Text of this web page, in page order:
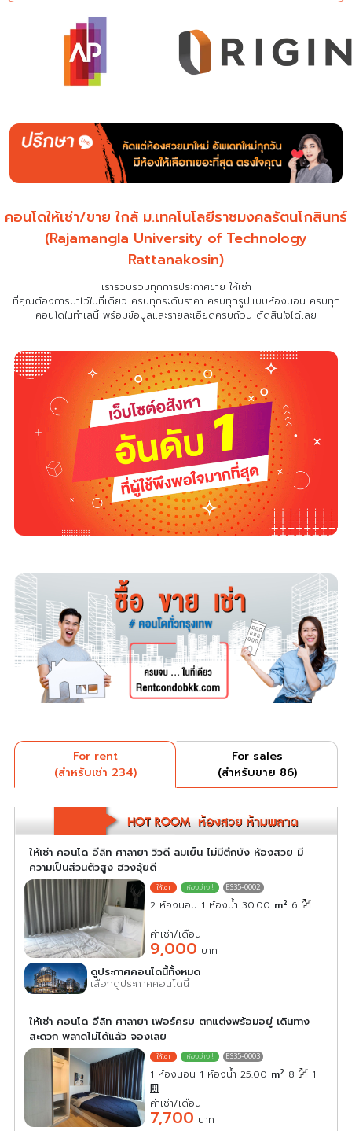
คอนโดให้เช่า/ขาย ใกล้ ม.เทคโนโลยีราชมงคลรัตนโกสินทร์
(Rajamangla University of Technology
Rattanakosin)
เรารวบรวมทุกการประกาศขาย ให้เช่า
ที่คุณต้องการมาไว้ในที่เดียว ครบทุกระดับราคา ครบทุกรูปแบบห้องนอน ครบทุก
คอนโดในทำเลนี้ พร้อมข้อมูลและรายละเอียดครบถ้วน ตัดสินใจได้เลย
For rent
(สำหรับเช่า 234)
For sales
(สำหรับขาย 86)
ให้เช่า คอนโด อีลิท ศาลายา วิวดี ลมเย็น ไม่มีตึกบัง ห้องสวย มี
ความเป็นส่วนตัวสูง ฮวงจุ้ยดี
ES35-0002
2 ห้องนอน 1 ห้องน้ำ 30.00 m2 6
ค่าเช่า/เดือน
9,000 บาท
ดูประกาศคอนโดนี้ทั้งหมด
เลือกดูประกาศคอนโดนี้
ให้เช่า คอนโด อีลิท ศาลายา เฟอร์ครบ ตกแต่งพร้อมอยู่ เดินทาง
สะดวก พลาดไม่ได้แล้ว จองเลย
ES35-0003
1 ห้องนอน 1 ห้องน้ำ 25.00 m2 8 1
ค่าเช่า/เดือน
7,700 บาท